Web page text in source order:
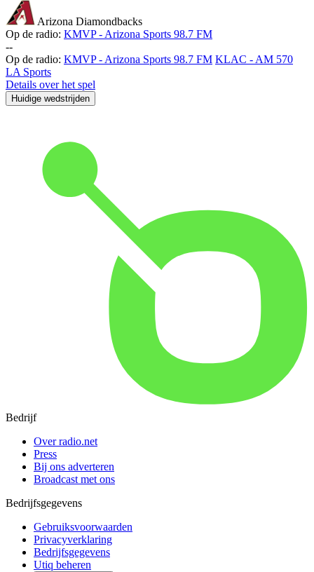
Arizona Diamondbacks
Op de radio: KMVP - Arizona Sports 98.7 FM
--
Op de radio: KMVP - Arizona Sports 98.7 FM KLAC - AM 570
LA Sports
Details over het spel
Huidige wedstrijden
Bedrijf
Over radio.net
Press
Bij ons adverteren
Broadcast met ons
Bedrijfsgegevens
Gebruiksvoorwaarden
Privacyverklaring
Bedrijfsgegevens
Utiq beheren